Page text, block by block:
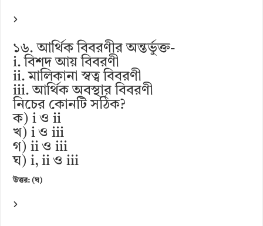
১৬. আর্থিক বিবরণীর অন্তর্ভুক্ত-
i. বিশদ আয় বিবরণী
ii. মালিকানা স্বত্ব বিবরণী
iii. আর্থিক অবস্থার বিবরণী
নিচের কোনটি সঠিক?
ক) i ও ii
খ) i ও iii
গ) ii ও iii
ঘ) i, ii ও iii
উত্তর: (ঘ)